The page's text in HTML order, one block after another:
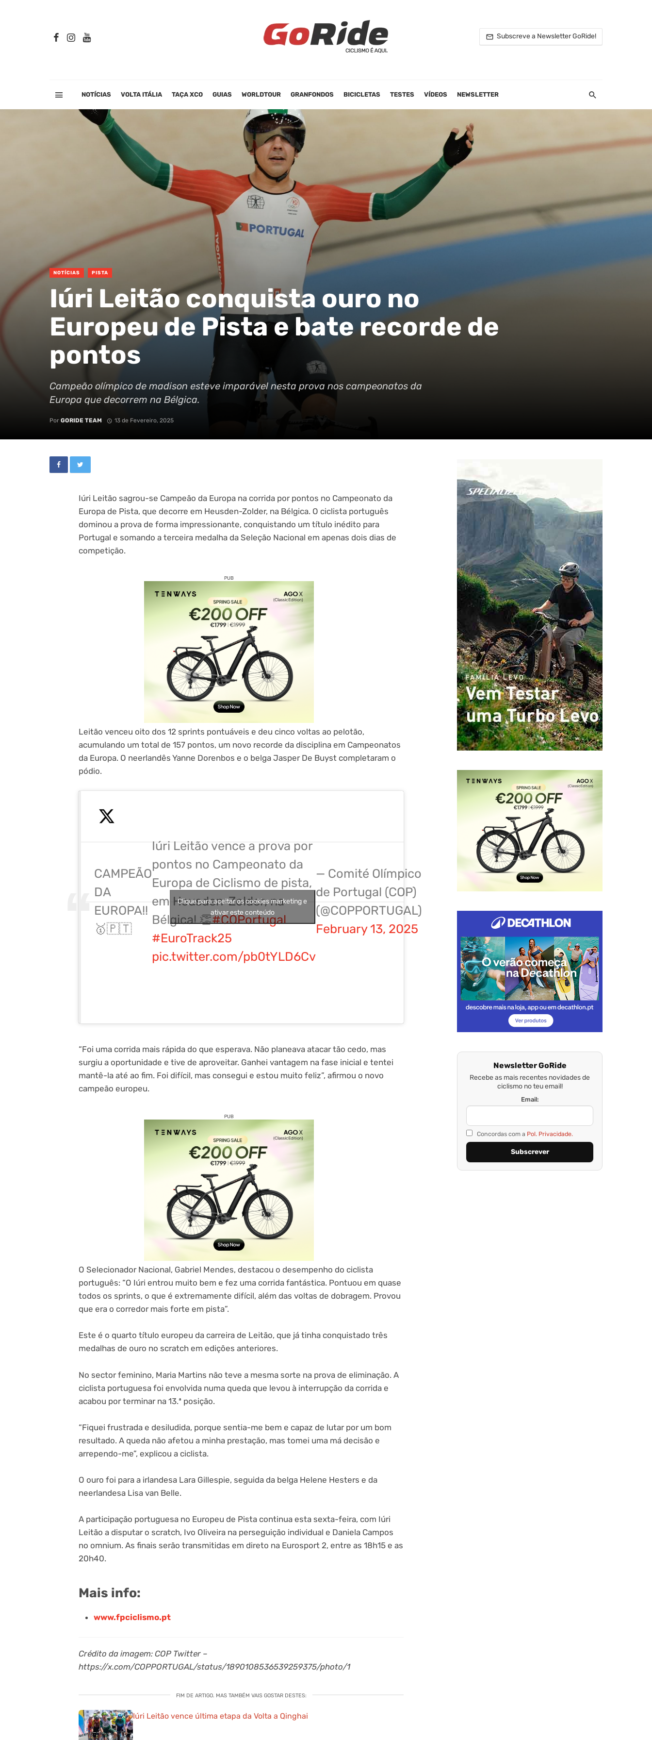
Subscreve a Newsletter GoRide!
NOTÍCIAS VOLTA ITÁLIA TAÇA XCO GUIAS WORLDTOUR GRANFONDOS BICICLETAS TESTES VÍDEOS NEWSLETTER
NOTÍCIAS PISTA
Iúri Leitão conquista ouro no
Europeu de Pista e bate recorde de
pontos
Campeão olímpico de madison esteve imparável nesta prova nos campeonatos da
Europa que decorrem na Bélgica.
Por GORIDE TEAM 13 de Fevereiro, 2025
Iúri Leitão sagrou-se Campeão da Europa na corrida por pontos no Campeonato da
Europa de Pista, que decorre em Heusden-Zolder, na Bélgica. O ciclista português
dominou a prova de forma impressionante, conquistando um título inédito para
Portugal e somando a terceira medalha da Seleção Nacional em apenas dois dias de
competição.
PUB
Leitão venceu oito dos 12 sprints pontuáveis e deu cinco voltas ao pelotão,
acumulando um total de 157 pontos, um novo recorde da disciplina em Campeonatos
da Europa. O neerlandês Yanne Dorenbos e o belga Jasper De Buyst completaram o
pódio.
CAMPEÃO
DA
EUROPA!!
🥇🇵🇹
Iúri Leitão vence a prova por
pontos no Campeonato da
Europa de Ciclismo de pista,
em Heusden-Zolder, na
Bélgica! 👏#COPortugal
#EuroTrack25
pic.twitter.com/pb0tYLD6Cv
— Comité Olímpico
de Portugal (COP)
(@COPPORTUGAL)
February 13, 2025
Clique para aceitar os cookies marketing e
ativar este conteúdo
“Foi uma corrida mais rápida do que esperava. Não planeava atacar tão cedo, mas
surgiu a oportunidade e tive de aproveitar. Ganhei vantagem na fase inicial e tentei
mantê-la até ao fim. Foi difícil, mas consegui e estou muito feliz”, afirmou o novo
campeão europeu.
PUB
O Selecionador Nacional, Gabriel Mendes, destacou o desempenho do ciclista
português: “O Iúri entrou muito bem e fez uma corrida fantástica. Pontuou em quase
todos os sprints, o que é extremamente difícil, além das voltas de dobragem. Provou
que era o corredor mais forte em pista”.
Este é o quarto título europeu da carreira de Leitão, que já tinha conquistado três
medalhas de ouro no scratch em edições anteriores.
No sector feminino, Maria Martins não teve a mesma sorte na prova de eliminação. A
ciclista portuguesa foi envolvida numa queda que levou à interrupção da corrida e
acabou por terminar na 13.ª posição.
“Fiquei frustrada e desiludida, porque sentia-me bem e capaz de lutar por um bom
resultado. A queda não afetou a minha prestação, mas tomei uma má decisão e
arrependo-me”, explicou a ciclista.
O ouro foi para a irlandesa Lara Gillespie, seguida da belga Helene Hesters e da
neerlandesa Lisa van Belle.
A participação portuguesa no Europeu de Pista continua esta sexta-feira, com Iúri
Leitão a disputar o scratch, Ivo Oliveira na perseguição individual e Daniela Campos
no omnium. As finais serão transmitidas em direto na Eurosport 2, entre as 18h15 e as
20h40.
Mais info:
www.fpciclismo.pt
Crédito da imagem: COP Twitter –
https://x.com/COPPORTUGAL/status/1890108536539259375/photo/1
FIM DE ARTIGO. MAS TAMBÉM VAIS GOSTAR DESTES:
Iúri Leitão vence última etapa da Volta a Qinghai
Newsletter GoRide
Recebe as mais recentes novidades de
ciclismo no teu email!
Email:
Concordas com a Pol. Privacidade.